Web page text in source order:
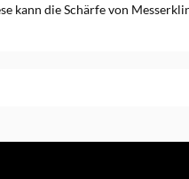
kann die Schärfe von